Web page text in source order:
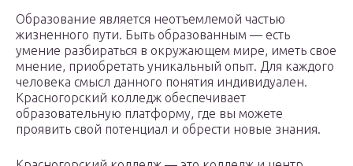
Образование является неотъемлемой частью
жизненного пути. Быть образованным — есть
умение разбираться в окружающем мире, иметь свое
мнение, приобретать уникальный опыт. Для каждого
человека смысл данного понятия индивидуален.
Красногорский колледж обеспечивает
образовательную платформу, где вы можете
проявить свой потенциал и обрести новые знания.